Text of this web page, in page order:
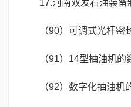
17.河南双发石油装备
（90）可调式光杆密
（91）14型抽油机的
（92）数字化抽油机